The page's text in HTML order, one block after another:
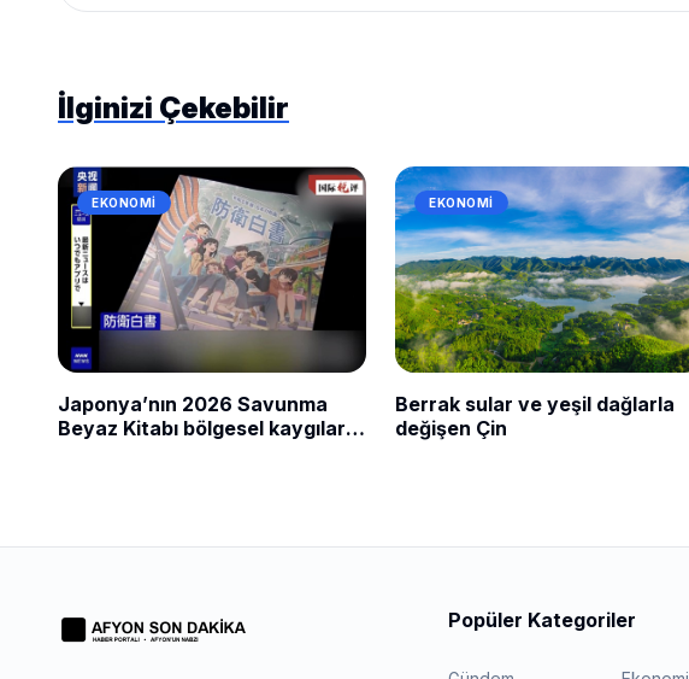
İlginizi Çekebilir
EKONOMI
Japonya’nın 2026 Savunma
Beyaz Kitabı bölgesel kaygıları
EKONOMI
Berrak sular ve yeşil dağlarla
değişen Çin
Popüler Kategoriler